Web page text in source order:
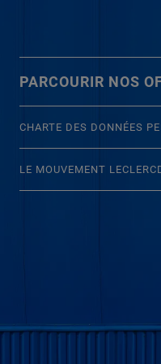
PARCOURIR NOS
CHARTE DES DONNÉES
LE MOUVEMENT LECLERC